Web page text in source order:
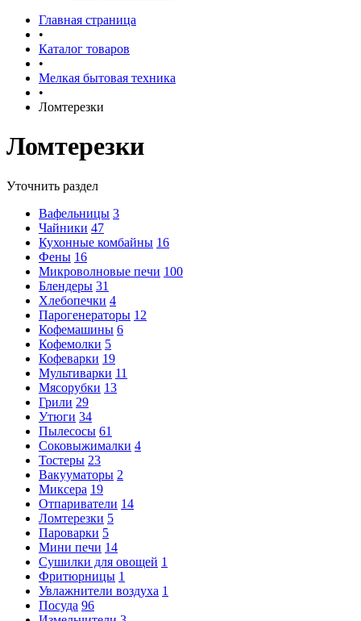
Главная страница
•
Каталог товаров
•
Мелкая бытовая техника
•
Ломтерезки
Ломтерезки
Уточнить раздел
Вафельницы 3
Чайники 47
Кухонные комбайны 16
Фены 16
Микроволновые печи 100
Блендеры 31
Хлебопечки 4
Парогенераторы 12
Кофемашины 6
Кофемолки 5
Кофеварки 19
Мультиварки 11
Мясорубки 13
Грили 29
Утюги 34
Пылесосы 61
Соковыжималки 4
Тостеры 23
Вакууматоры 2
Миксера 19
Отпариватели 14
Ломтерезки 5
Пароварки 5
Мини печи 14
Сушилки для овощей 1
Фритюрницы 1
Увлажнители воздуха 1
Посуда 96